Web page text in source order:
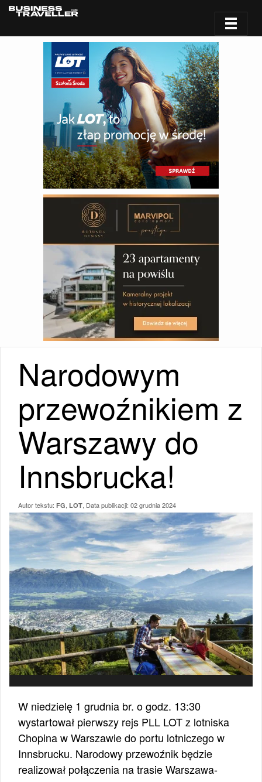
Narodowym
przewoźnikiem z
Warszawy do
Innsbrucka!
Autor tekstu: FG LOT , Data publikacji: 02 grudnia 2024
W niedzielę 1 grudnia br. o godz. 13:30
wystartował pierwszy rejs PLL LOT z lotniska
Chopina w Warszawie do portu lotniczego w
Innsbrucku. Narodowy przewoźnik będzie
realizował połączenia na trasie Warszawa-